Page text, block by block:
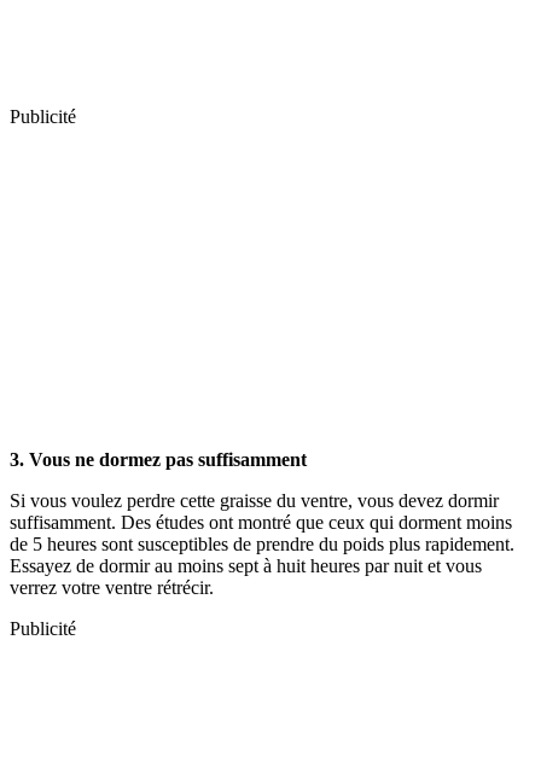
Publicité
3. Vous ne dormez pas suffisamment
Si vous voulez perdre cette graisse du ventre, vous devez dormir
suffisamment. Des études ont montré que ceux qui dorment moins
de 5 heures sont susceptibles de prendre du poids plus rapidement.
Essayez de dormir au moins sept à huit heures par nuit et vous
verrez votre ventre rétrécir.
Publicité